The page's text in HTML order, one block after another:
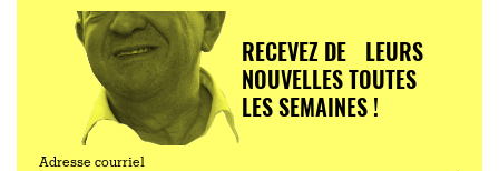
RECEVEZ DE LEURS
NOUVELLES TOUTES
LES SEMAINES !
Adresse courriel